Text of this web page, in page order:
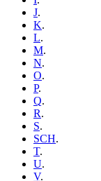
J.
K.
L.
M.
N.
O.
P.
Q.
R.
S.
SCH.
T.
U.
V.